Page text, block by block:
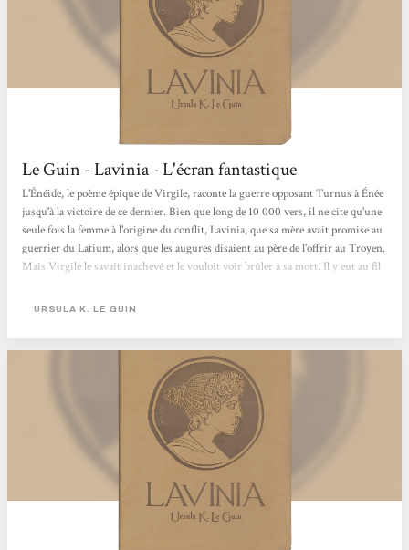
Le Guin - Lavinia - L'écran fantastique
L'Énéide, le poème épique de Virgile, raconte la guerre opposant Turnus à Énée
jusqu'à la victoire de ce dernier. Bien que long de 10 000 vers, il ne cite qu'une
seule fois la femme à l'origine du conflit, Lavinia, que sa mère avait promise au
guerrier du Latium, alors que les augures disaient au père de l'offrir au Troyen.
Mais Virgile le savait inachevé et le vouloit voir brûler à sa mort. Il y eut au fil
donner le point de vue de Lavinia sous une forme romanesque, tout en
URSULA K. LE GUIN